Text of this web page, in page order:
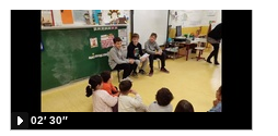
02′ 30″